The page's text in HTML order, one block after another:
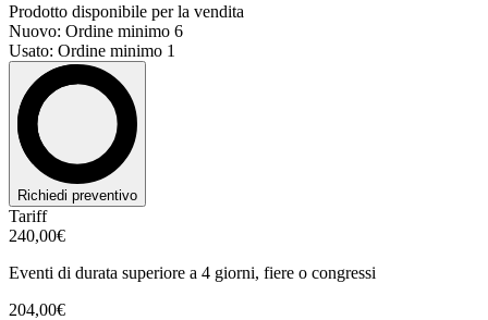
Prodotto disponibile per la vendita
Nuovo: Ordine minimo 6
Usato: Ordine minimo 1
Richiedi preventivo
Tariff
240,00€
Eventi di durata superiore a 4 giorni, fiere o congressi
204,00€